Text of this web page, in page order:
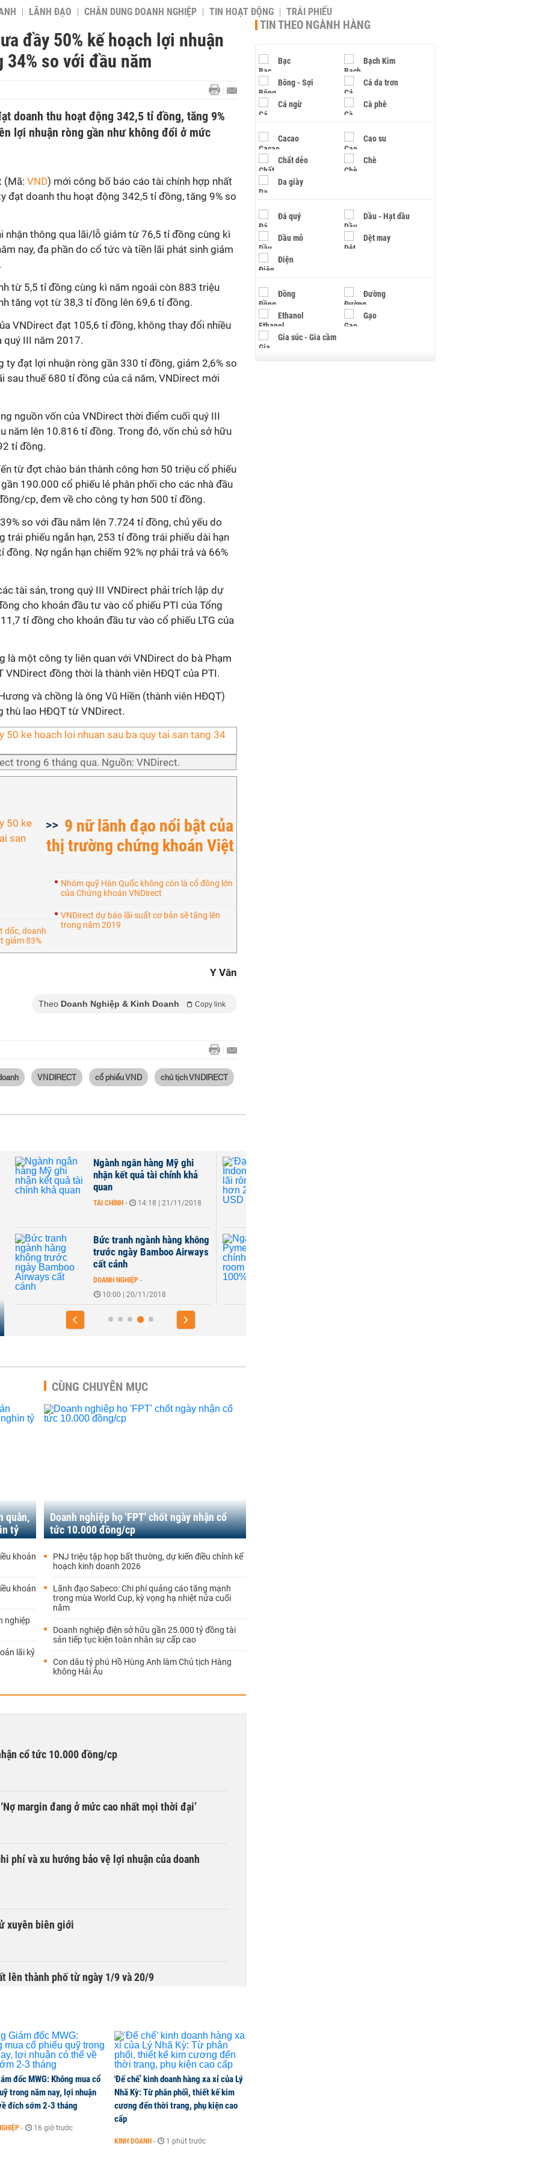
LÃNH ĐẠO CHÂN DUNG DOANH NGHIỆP TIN HOẠT ĐỘNG TRÁI PHIẾU
đầy 50% kế hoạch lợi nhuận
34% so với đầu năm
doanh thu hoạt động 342,5 tỉ đồng, tăng 9%
lợi nhuận ròng gần như không đổi ở mức
(Mã: VND) mới công bố báo cáo tài chính hợp nhất
đạt doanh thu hoạt động 342,5 tỉ đồng, tăng 9% so
nhận thông qua lãi/lỗ giảm từ 76,5 tỉ đồng cùng kì
nay, đa phần do cổ tức và tiền lãi phát sinh giảm
từ 5,5 tỉ đồng cùng kì năm ngoái còn 883 triệu
tăng vọt từ 38,3 tỉ đồng lên 69,6 tỉ đồng.
VNDirect đạt 105,6 tỉ đồng, không thay đổi nhiều
III năm 2017.
ty đạt lợi nhuận ròng gần 330 tỉ đồng, giảm 2,6% so
sau thuế 680 tỉ đồng của cả năm, VNDirect mới
nguồn vốn của VNDirect thời điểm cuối quý III
năm lên 10.816 tỉ đồng. Trong đó, vốn chủ sở hữu
tỉ đồng.
từ đợt chào bán thành công hơn 50 triệu cổ phiếu
190.000 cổ phiếu lẻ phân phối cho các nhà đầu
cp, đem về cho công ty hơn 500 tỉ đồng.
so với đầu năm lên 7.724 tỉ đồng, chủ yếu do
trái phiếu ngắn hạn, 253 tỉ đồng trái phiếu dài hạn
đồng. Nợ ngắn hạn chiếm 92% nợ phải trả và 66%
tài sản, trong quý III VNDirect phải trích lập dự
cho khoản đầu tư vào cổ phiếu PTI của Tổng
tỉ đồng cho khoản đầu tư vào cổ phiếu LTG của
là một công ty liên quan với VNDirect do bà Phạm
VNDirect đồng thời là thành viên HĐQT của PTI.
và chồng là ông Vũ Hiền (thành viên HĐQT)
thù lao HĐQT từ VNDirect.
trong 6 tháng qua. Nguồn: VNDirect.
9 nữ lãnh đạo nổi bật của
thị trường chứng khoán Việt
Nhóm quỹ Hàn Quốc không còn là cổ đông lớn
của Chứng khoán VNDirect
VNDirect dự báo lãi suất cơ bản sẽ tăng lên
trong năm 2019
dốc, doanh
giảm 83%
Y Vân
Theo Doanh Nghiệp & Kinh Doanh Copy link
VNDIRECT cổ phiếu VND chủ tịch VNDIRECT
Ngành ngân hàng Mỹ ghi
nhận kết quả tài chính khả
quan
TÀI CHÍNH - 14:18 | 21/11/2018
Bức tranh ngành hàng không
trước ngày Bamboo Airways
cất cánh
DOANH NGHIỆP -
10:00 | 20/11/2018
quân,
tỷ
khoản
khoản
nghiệp
lãi kỷ
CÙNG CHUYÊN MỤC
Doanh nghiệp họ 'FPT' chốt ngày nhận cổ
tức 10.000 đồng/cp
PNJ triệu tập họp bất thường, dự kiến điều chỉnh kế
hoạch kinh doanh 2026
Lãnh đạo Sabeco: Chi phí quảng cáo tăng mạnh
trong mùa World Cup, kỳ vọng hạ nhiệt nửa cuối
năm
Doanh nghiệp điện sở hữu gần 25.000 tỷ đồng tài
sản tiếp tục kiện toàn nhân sự cấp cao
Con dâu tỷ phú Hồ Hùng Anh làm Chủ tịch Hàng
không Hải Âu
cổ tức 10.000 đồng/cp
margin đang ở mức cao nhất mọi thời đại’
phí và xu hướng bảo vệ lợi nhuận của doanh
xuyên biên giới
lên thành phố từ ngày 1/9 và 20/9
đốc MWG: Không mua cổ
trong năm nay, lợi nhuận
đích sớm 2-3 tháng
- 16 giờ trước
'Đế chế’ kinh doanh hàng xa xỉ của Lý
Nhã Kỳ: Từ phân phối, thiết kế kim
cương đến thời trang, phụ kiện cao
cấp
KINH DOANH - 1 phút trước
TIN THEO NGÀNH HÀNG
Bạc Bạch Kim
Bông - Sợi Cá da trơn
Cá ngừ Cà phê
Cacao Cao su
Chất dẻo Chè
Da giày
Đá quý Dầu - Hạt dầu
Dầu mỏ Dệt may
Điện
Đồng Đường
Ethanol Gạo
Gia súc - Gia cầm